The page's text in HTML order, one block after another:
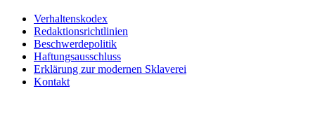
Verhaltenskodex
Redaktionsrichtlinien
Beschwerdepolitik
Haftungsausschluss
Erklärung zur modernen Sklaverei
Kontakt